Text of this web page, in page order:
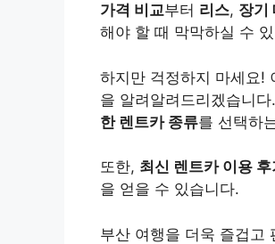
가격 비교부터 리스, 장기
해야 할 때 막막하실 수
하지만 걱정하지 마세요!
을 알려알려드리겠습니
한 렌트카 종류를 선택하
또한, 최신 렌트카 이용 후
을 얻을 수 있습니다.
부산 여행을 더욱 즐겁고